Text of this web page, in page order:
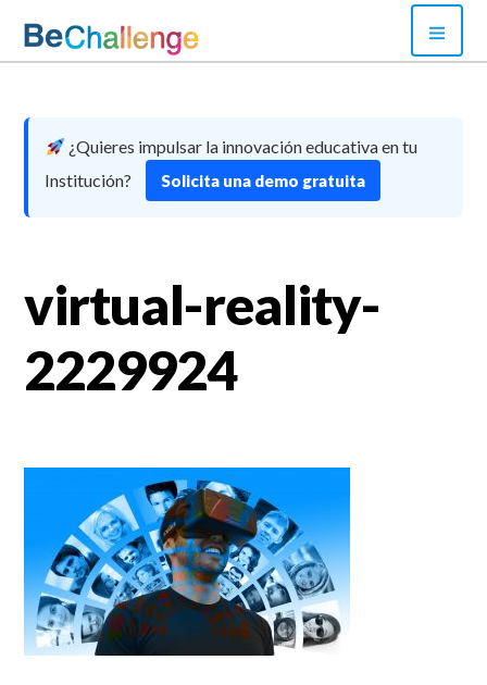
content
¿Quieres impulsar la innovación educativa en tu
Institución?
Solicita una demo gratuita
virtual-reality-
2229924